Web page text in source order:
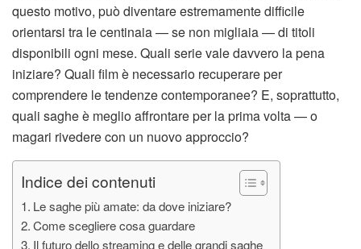
questo motivo, può diventare estremamente difficile
orientarsi tra le centinaia — se non migliaia — di titoli
disponibili ogni mese. Quali serie vale davvero la pena
iniziare? Quali film è necessario recuperare per
comprendere le tendenze contemporanee? E, soprattutto,
quali saghe è meglio affrontare per la prima volta — o
magari rivedere con un nuovo approccio?
Indice dei contenuti
Le saghe più amate: da dove iniziare?
Come scegliere cosa guardare
Il futuro dello streaming e delle grandi saghe